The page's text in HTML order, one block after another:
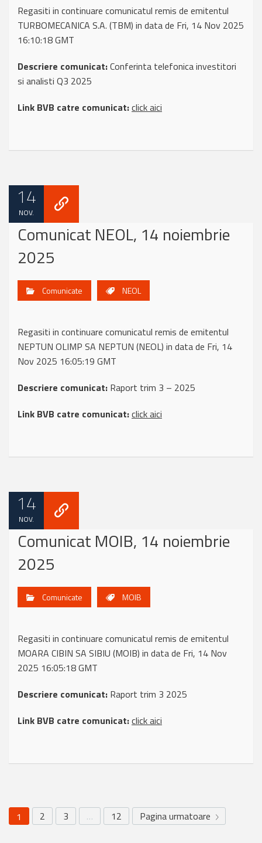
Regasiti in continuare comunicatul remis de emitentul
TURBOMECANICA S.A. (TBM) in data de Fri, 14 Nov 2025
16:10:18 GMT
Descriere comunicat:Conferinta telefonica investitori
si analisti Q3 2025
Link BVB catre comunicat:click aici
14
NOV.
Comunicat NEOL, 14 noiembrie
2025
Comunicate NEOL
Regasiti in continuare comunicatul remis de emitentul
NEPTUN OLIMP SA NEPTUN (NEOL) in data de Fri, 14
Nov 2025 16:05:19 GMT
Descriere comunicat: Raport trim 3 – 2025
Link BVB catre comunicat:click aici
14
NOV.
Comunicat MOIB, 14 noiembrie
2025
Comunicate MOIB
Regasiti in continuare comunicatul remis de emitentul
MOARA CIBIN SA SIBIU (MOIB) in data de Fri, 14 Nov
2025 16:05:18 GMT
Descriere comunicat: Raport trim 3 2025
Link BVB catre comunicat:click aici
1 2 3 … 12 Pagina urmatoare